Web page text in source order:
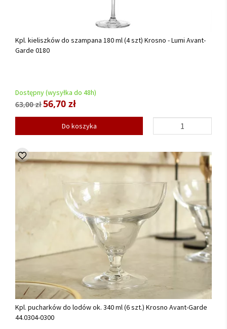
Kpl. kieliszków do szampana 180 ml (4 szt) Krosno - Lumi Avant-
Garde 0180
Dostępny (wysyłka do 48h)
63,00 zł56,70 zł
Do koszyka
Kpl. pucharków do lodów ok. 340 ml (6 szt.) Krosno Avant-Garde
44.0304-0300